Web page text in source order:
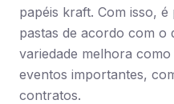
papéis kraft. Com isso,
pastas de acordo com o
variedade melhora
eventos importantes,
contratos.